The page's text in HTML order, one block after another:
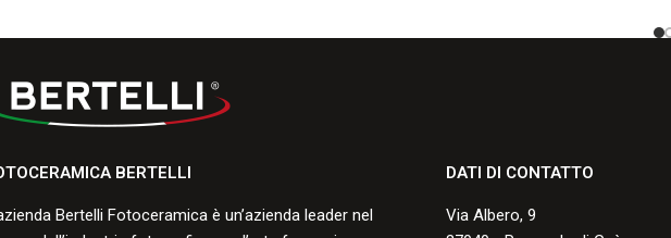
BERTELLI
Bertelli Fotoceramica è un’azienda leader nel
DATI DI CONTATTO
Via Albero, 9